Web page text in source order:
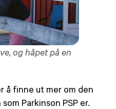
og håpet på en
å finne ut mer om den
Parkinson PSP er.